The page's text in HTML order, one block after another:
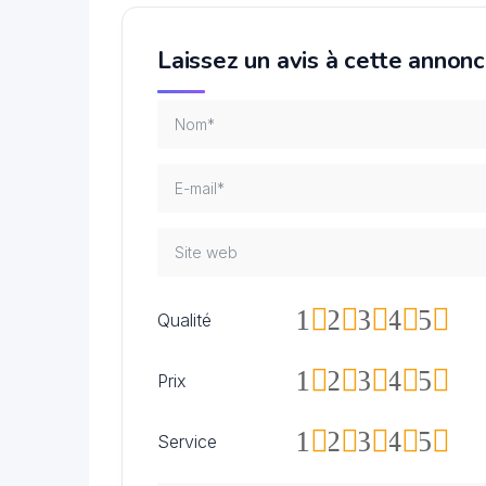
Laissez un avis à cette
Qualité 5
4
3
2
1
Prix 5
4
3
2
1
Service 5
4
3
2
1